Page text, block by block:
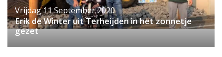
Vrijdag 11 September 2020
Erik de Winter uit Terheijden in het zonnetje
gezet